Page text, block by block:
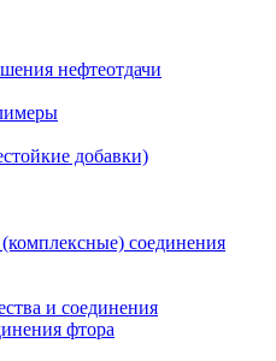
нефтеотдачи
добавки)
соединения
и соединения
фтора